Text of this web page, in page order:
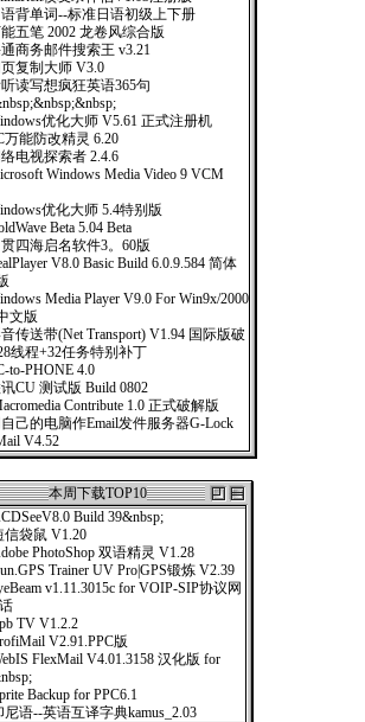
语背单词--标准日语初级上下册
五笔 2002 龙卷风综合版
商务邮件搜索王 v3.21
页复制大师 V3.0
读写想疯狂英语365句
优化大师 V5.61 正式注册机
万能防改精灵 6.20
络电视探索者 2.4.6
Windows Media Video 9 VCM
优化大师 5.4特别版
Beta 5.04 Beta
四海启名软件3。60版
V8.0 Basic Build 6.0.9.584 简体
Media Player V9.0 For Win9x/2000
文版
传送带(Net Transport) V1.94 国际版破
线程+32任务特别补丁
to-PHONE 4.0
CU 测试版 Build 0802
Contribute 1.0 正式破解版
己的电脑作Email发件服务器G-Lock
V4.52
本周下载TOP10
Build 39&nbsp;
信袋鼠 V1.20
PhotoShop 双语精灵 V1.28
Trainer UV Pro|GPS锻炼 V2.39
v1.11.3015c for VOIP-SIP协议网
TV V1.2.2
V2.91.PPC版
FlexMail V4.01.3158 汉化版 for
Backup for PPC6.1
尼语--英语互译字典kamus_2.03